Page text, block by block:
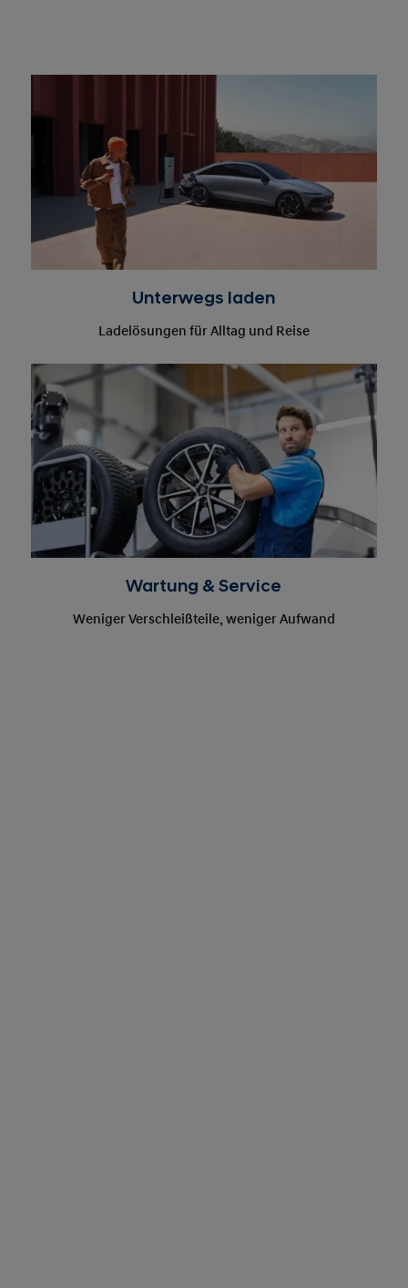
Unterwegs laden
Ladelösungen für Alltag und Reise
Wartung & Service
Weniger Verschleißteile, weniger Aufwand